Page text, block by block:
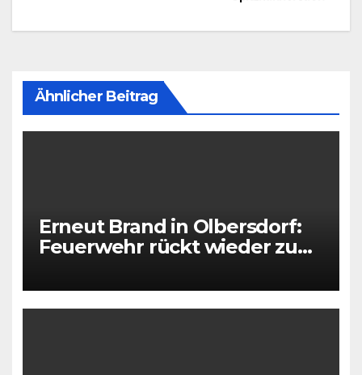
Ähnlicher Beitrag
Erneut Brand in Olbersdorf:
Feuerwehr rückt wieder zu